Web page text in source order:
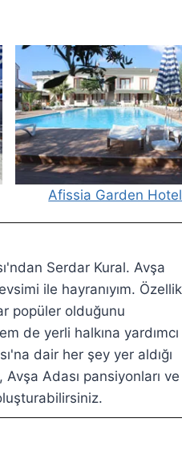
Afissia Garden Hotel
Serdar Kural. Avşa
ile hayranıyım.
popüler olduğunu
de yerli halkına yardımcı
dair her şey yer aldığı
Adası pansiyonları ve